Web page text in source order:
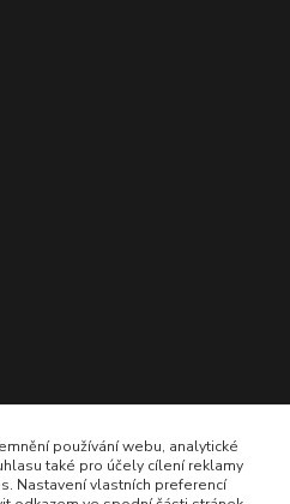
používání webu, analytické
také pro účely cílení reklamy
Nastavení vlastních preferencí